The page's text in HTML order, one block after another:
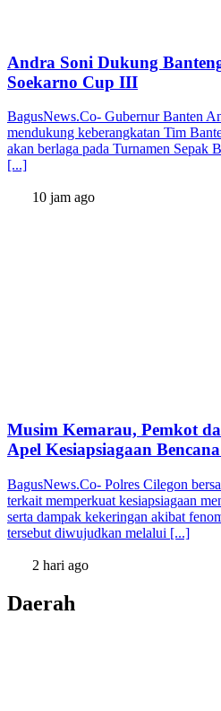
Andra Soni Dukung
Soekarno Cup III
BagusNews.Co- Gubernur Banten
mendukung keberangkatan Tim
akan berlaga pada Turnamen Sepak
[...]
10 jam ago
Musim Kemarau, Pemkot
Apel Kesiapsiagaan
BagusNews.Co- Polres Cilegon
terkait memperkuat kesiapsiagaan
serta dampak kekeringan akibat
tersebut diwujudkan melalui [...]
2 hari ago
Daerah